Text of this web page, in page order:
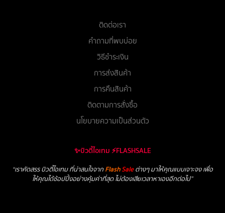
ติดต่อเรา
คำถามที่พบบ่อย
วิธีชำระเงิน
การส่งสินค้า
การคืนสินค้า
ติดตามการสั่งซื้อ
นโยบายความเป็นส่วนตัว
✨บิวตี้ไอเทม ⚡FLASHSALE
“เราคัดสรร บิวตี้ไอเทม ที่น่าสนใจจาก FlashSaleต่างๆ มาให้คุณแบบเจาะจง เพื่อ
ให้คุณได้ช้อปปิ้งอย่างคุ้มค่าที่สุด ไม่ต้องเสียเวลาหาเองอีกต่อไป”